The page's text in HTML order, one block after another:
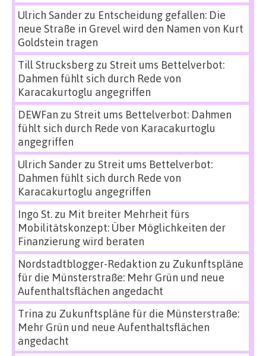
Ulrich Sanderzu Entscheidung gefallen: Die
neue Straße in Grevel wird den Namen von Kurt
Goldstein tragen
Till Strucksbergzu Streit ums Bettelverbot:
Dahmen fühlt sich durch Rede von
Karacakurtoglu angegriffen
DEWFan zu Streit ums Bettelverbot: Dahmen
fühlt sich durch Rede von Karacakurtoglu
angegriffen
Ulrich Sanderzu Streit ums Bettelverbot:
Dahmen fühlt sich durch Rede von
Karacakurtoglu angegriffen
Ingo St.zu Mit breiter Mehrheit fürs
Mobilitätskonzept: Über Möglichkeiten der
Finanzierung wird beraten
Nordstadtblogger-Redaktion zu Zukunftspläne
für die Münsterstraße: Mehr Grün und neue
Aufenthaltsflächen angedacht
Trina zu Zukunftspläne für die Münsterstraße:
Mehr Grün und neue Aufenthaltsflächen
angedacht